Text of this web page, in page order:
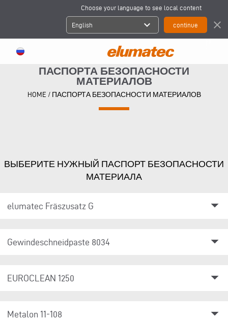
Choose your language to see local content
English expand_more close
ПАСПОРТА БЕЗОПАСНОСТИ
МАТЕРИАЛОВ
HOME / ПАСПОРТА БЕЗОПАСНОСТИ МАТЕРИАЛОВ
ВЫБЕРИТЕ НУЖНЫЙ ПАСПОРТ БЕЗОПАСНОСТИ
МАТЕРИАЛА
elumatec Fräszusatz G arrow_drop_down
Gewindeschneidpaste 8034 arrow_drop_down
EUROCLEAN 1250 arrow_drop_down
Metalon 11-108 arrow_drop_down